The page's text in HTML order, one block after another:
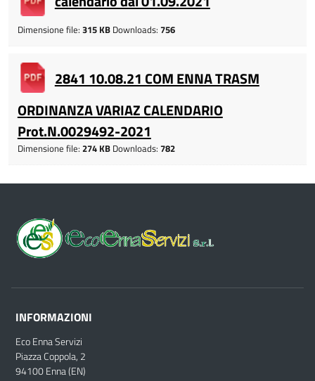
Dimensione file: 315 KB Downloads: 756
2841 10.08.21 COM ENNA TRASM
ORDINANZA VARIAZ CALENDARIO
Prot.N.0029492-2021
Dimensione file: 274 KB Downloads: 782
INFORMAZIONI
Eco Enna Servizi
Piazza Coppola, 2
94100 Enna (EN)